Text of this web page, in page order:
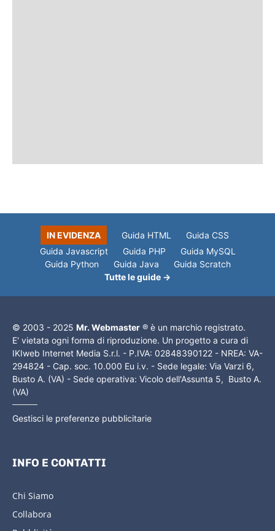
IN EVIDENZA Guida HTML
Guida CSS
Guida Javascript
Guida PHP
Guida MySQL
Guida Python
Guida Java
Guida Scratch
Tutte le guide →
© 2003 - 2025 Mr. Webmaster ® è un marchio registrato.
E' vietata ogni forma di riproduzione. Un progetto a cura di
IKIweb Internet Media S.r.l. - P.IVA: 02848390122 - NREA: VA-
294824 - Cap. soc. 10.000 Eu i.v. - Sede legale: Via Varzi 6,
Busto A. (VA) - Sede operativa: Vicolo dell'Assunta 5, Busto A.
(VA)
Gestisci le preferenze pubblicitarie
INFO E CONTATTI
Chi Siamo
Collabora